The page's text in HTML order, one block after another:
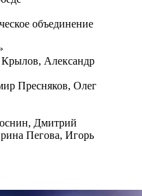
объединение
Александр
Пресняков, Олег
Дмитрий
Пегова, Игорь